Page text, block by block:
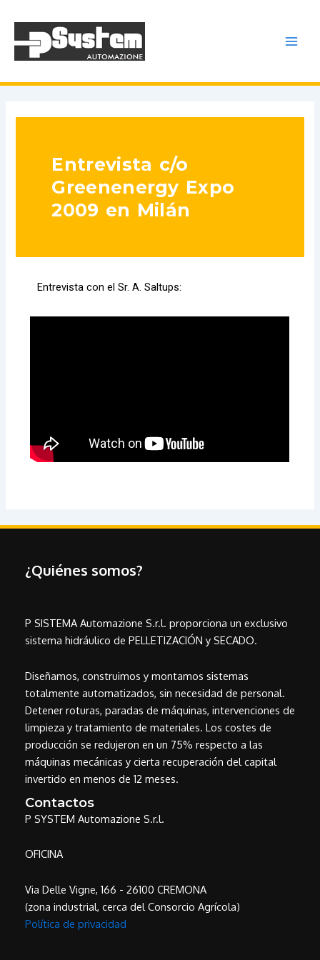
contenido
Menu
Entrevista c/o
Greenenergy Expo
2009 en Milán
Entrevista con el Sr. A. Saltups:
¿Quiénes somos?
P SISTEMA Automazione S.r.l. proporciona un exclusivo
sistema hidráulico de PELLETIZACIÓN y SECADO.
Diseñamos, construimos y montamos sistemas
totalmente automatizados, sin necesidad de personal.
Detener roturas, paradas de máquinas, intervenciones de
limpieza y tratamiento de materiales. Los costes de
producción se redujeron en un 75% respecto a las
máquinas mecánicas y cierta recuperación del capital
invertido en menos de 12 meses.
Contactos
P SYSTEM Automazione S.r.l.
OFICINA
Via Delle Vigne, 166 - 26100 CREMONA
(zona industrial, cerca del Consorcio Agrícola)
Política de privacidad